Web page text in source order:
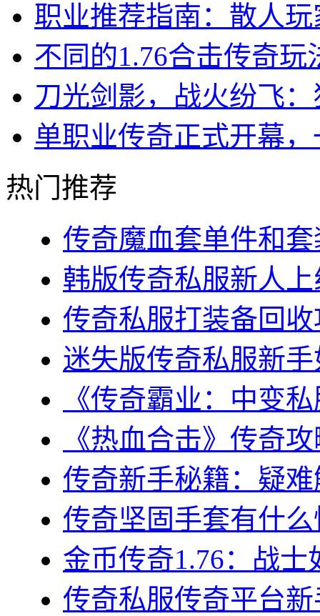
职业推荐指南：散人
不同的1.76合击传奇
刀光剑影，战火纷飞
单职业传奇正式开幕
热门推荐
传奇魔血套单件和
韩版传奇私服新人
传奇私服打装备回
迷失版传奇私服新
《传奇霸业：中变
《热血合击》传奇
传奇新手秘籍：疑
传奇坚固手套有什么
金币传奇1.76：战
传奇私服传奇平台